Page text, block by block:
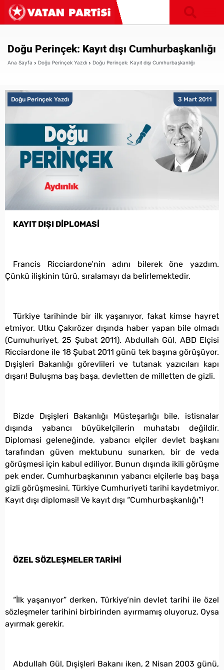
Doğu Perinçek: Kayıt dışı Cumhurbaşkanlığı
Ana Sayfa Doğu Perinçek Yazdı Doğu Perinçek: Kayıt dışı Cumhurbaşkanlığı
3 Mart 2011
Doğu Perinçek Yazdı
KAYIT DIŞI DİPLOMASİ
Francis Ricciardone’nin adını bilerek öne yazdım.
Çünkü ilişkinin türü, sıralamayı da belirlemektedir.
Türkiye tarihinde bir ilk yaşanıyor, fakat kimse hayret
etmiyor. Utku Çakırözer dışında haber yapan bile olmadı
(Cumuhuriyet, 25 Şubat 2011). Abdullah Gül, ABD Elçisi
Ricciardone ile 18 Şubat 2011 günü tek başına görüşüyor.
Dışişleri Bakanlığı görevlileri ve tutanak yazıcıları kapı
dışarı! Buluşma baş başa, devletten de milletten de gizli.
Bizde Dışişleri Bakanlığı Müsteşarlığı bile, istisnalar
dışında yabancı büyükelçilerin muhatabı değildir.
Diplomasi geleneğinde, yabancı elçiler devlet başkanı
tarafından güven mektubunu sunarken, bir de veda
görüşmesi için kabul ediliyor. Bunun dışında ikili görüşme
pek ender. Cumhurbaşkanının yabancı elçilerle baş başa
gizli görüşmesini, Türkiye Cumhuriyeti tarihi kaydetmiyor.
Kayıt dışı diplomasi! Ve kayıt dışı “Cumhurbaşkanlığı”!
ÖZEL SÖZLEŞMELER TARİHİ
“İlk yaşanıyor” derken, Türkiye’nin devlet tarihi ile özel
sözleşmeler tarihini birbirinden ayırmamış oluyoruz. Oysa
ayırmak gerekir.
Abdullah Gül, Dışişleri Bakanı iken, 2 Nisan 2003 günü,